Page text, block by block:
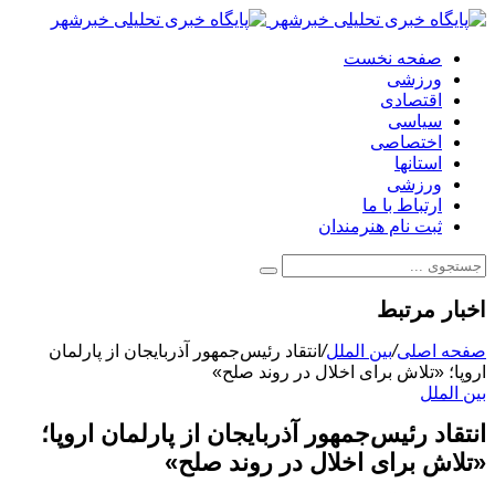
صفحه نخست
ورزشی
اقتصادی
سیاسی
اختصاصی
استانها
ورزشی
ارتباط با ما
ثبت نام هنرمندان
اخبار مرتبط
صفحه اصلی/بین الملل/انتقاد رئیس‌جمهور آذربایجان از پارلمان
اروپا؛ «تلاش برای اخلال در روند صلح»
بین الملل
انتقاد رئیس‌جمهور آذربایجان از پارلمان اروپا؛
«تلاش برای اخلال در روند صلح»